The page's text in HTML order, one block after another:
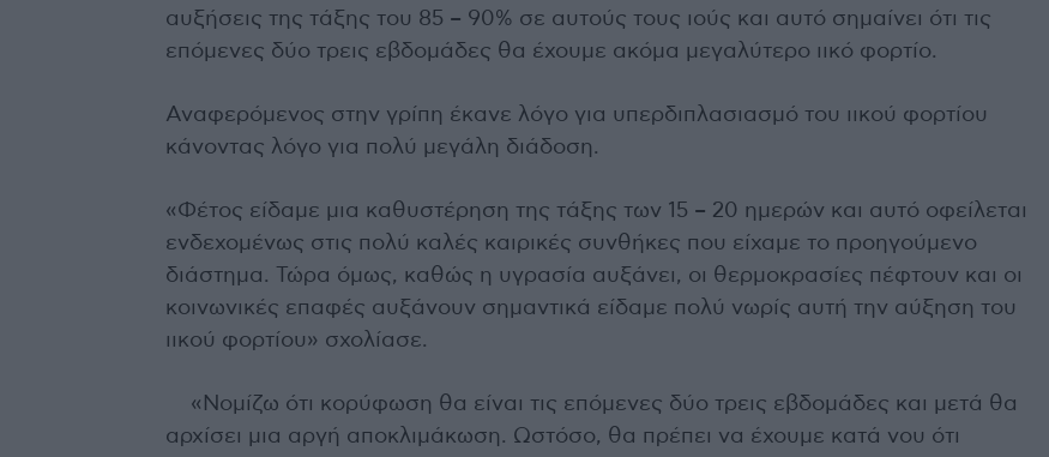
αυξήσεις της τάξης του 85 – 90% σε αυτούς τους ιούς και αυτό σημαίνει ότι τις
επόμενες δύο τρεις εβδομάδες θα έχουμε ακόμα μεγαλύτερο ιικό φορτίο.
Αναφερόμενος στην γρίπη έκανε λόγο για υπερδιπλασιασμό του ιικού φορτίου
κάνοντας λόγο για πολύ μεγάλη διάδοση.
«Φέτος είδαμε μια καθυστέρηση της τάξης των 15 – 20 ημερών και αυτό οφείλεται
ενδεχομένως στις πολύ καλές καιρικές συνθήκες που είχαμε το προηγούμενο
διάστημα. Τώρα όμως, καθώς η υγρασία αυξάνει, οι θερμοκρασίες πέφτουν και οι
κοινωνικές επαφές αυξάνουν σημαντικά είδαμε πολύ νωρίς αυτή την αύξηση του
ιικού φορτίου» σχολίασε.
«Νομίζω ότι κορύφωση θα είναι τις επόμενες δύο τρεις εβδομάδες και μετά θα
αρχίσει μια αργή αποκλιμάκωση. Ωστόσο, θα πρέπει να έχουμε κατά νου ότι